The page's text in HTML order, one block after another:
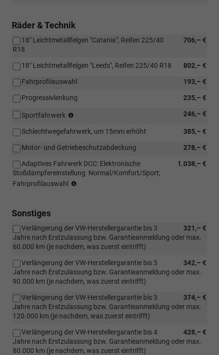
mit:
Sonderangebotspaket
"Komfort")
Räder & Technik
706,– €
18" Leichtmetallfelgen "Catania", Reifen 225/40
R18
802,– €
18" Leichtmetallfelgen "Leeds", Reifen 225/40 R18
193,– €
Fahrprofilauswahl
235,– €
Progressivlenkung
246,– €
Sportfahrwerk
2.0
85
kW)
385,– €
Schlechtwegefahrwerk, um 15mm erhöht
278,– €
Motor- und Getriebeschutzabdeckung
1.038,– €
Adaptives Fahrwerk DCC: Elektronische
Stoßdämpfereinstellung  Normal/Komfort/Sport;
Fahrprofilauswahl
KW
TDI
oder
Motorisierung
oder
eHybrid)
Sonstiges
321,– €
Verlängerung der VW-Herstellergarantie bis 3
Jahre nach Erstzulassung bzw. Garantieanmeldung oder max.
60.000 km (je nachdem, was zuerst eintrifft)
342,– €
Verlängerung der VW-Herstellergarantie bis 3
Jahre nach Erstzulassung bzw. Garantieanmeldung oder max.
90.000 km (je nachdem, was zuerst eintrifft)
374,– €
Verlängerung der VW-Herstellergarantie bis 3
Jahre nach Erstzulassung bzw. Garantieanmeldung oder max.
120.000 km (je nachdem, was zuerst eintrifft)
428,– €
Verlängerung der VW-Herstellergarantie bis 4
Jahre nach Erstzulassung bzw. Garantieanmeldung oder max.
80.000 km (je nachdem, was zuerst eintrifft)